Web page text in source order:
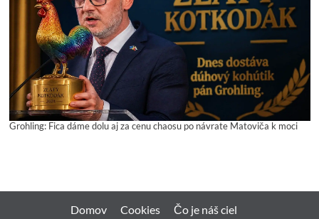
Grohling: Fica dáme dolu aj za cenu chaosu po návrate Matoviča k moci
Domov Cookies
Čo je náš ciel